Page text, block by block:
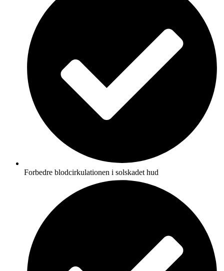
Forbedre blodcirkulationen i solskadet hud